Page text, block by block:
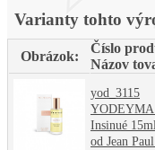
Varianty tohto
Obrázok:
Číslo
Názov
yod_3115
YODEYMA
Insinué
od Jean